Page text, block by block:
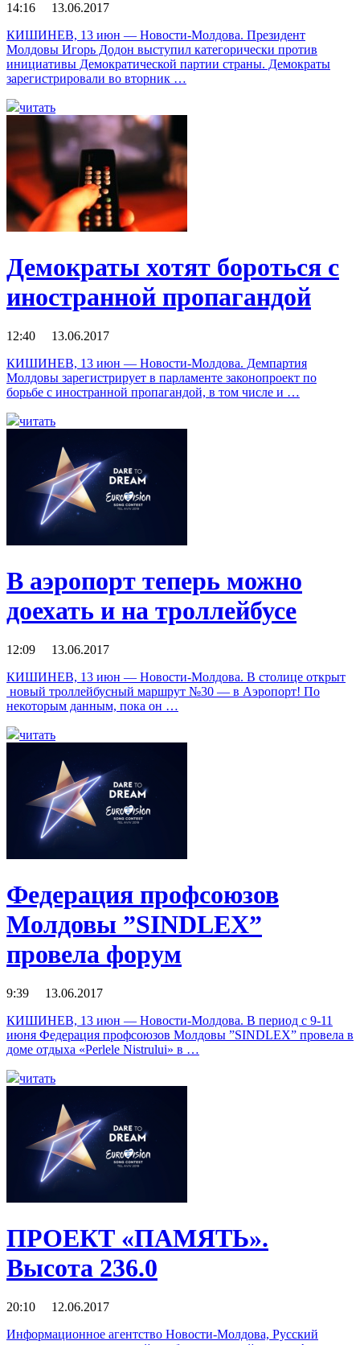
14:16 13.06.2017
КИШИНЕВ, 13 июн — Новости-Молдова. Президент
Молдовы Игорь Додон выступил категорически против
инициативы Демократической партии страны. Демократы
зарегистрировали во вторник …
читать
Демократы хотят бороться с
иностранной пропагандой
12:40 13.06.2017
КИШИНЕВ, 13 июн — Новости-Молдова. Демпартия
Молдовы зарегистрирует в парламенте законопроект по
борьбе с иностранной пропагандой, в том числе и …
читать
В аэропорт теперь можно
доехать и на троллейбусе
12:09 13.06.2017
КИШИНЕВ, 13 июн — Новости-Молдова. В столице открыт
новый троллейбусный маршрут №30 — в Аэропорт! По
некоторым данным, пока он …
читать
Федерация профсоюзов
Молдовы ”SINDLEX”
провела форум
9:39 13.06.2017
КИШИНЕВ, 13 июн — Новости-Молдова. В период с 9-11
июня Федерация профсоюзов Молдовы ”SINDLEX” провела в
доме отдыха «Perlele Nistrului» в …
читать
ПРОЕКТ «ПАМЯТЬ».
Высота 236.0
20:10 12.06.2017
Информационное агентство Новости-Молдова, Русский